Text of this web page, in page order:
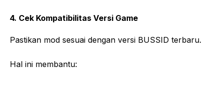
4. Cek Kompatibilitas Versi Game
Pastikan mod sesuai dengan versi BUSSID terbaru.
Hal ini membantu: